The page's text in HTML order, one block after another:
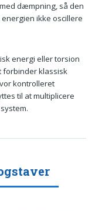
dæmpning, så den
ikke oscillere
energi eller torsion
forbinder klassisk
kontrolleret
til at multiplicere